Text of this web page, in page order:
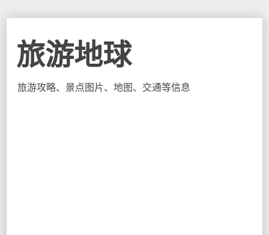
旅游地球
旅游攻略、景点图片、地图、交通等信息